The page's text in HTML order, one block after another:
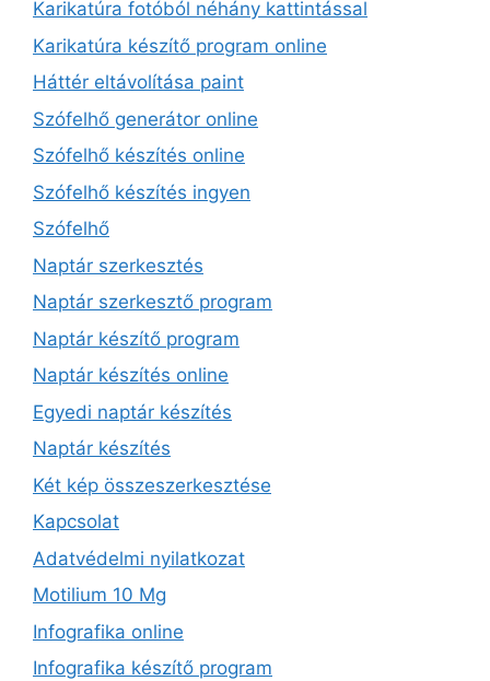
Karikatúra fotóból néhány kattintással
Karikatúra készítő program online
Háttér eltávolítása paint
Szófelhő generátor online
Szófelhő készítés online
Szófelhő készítés ingyen
Szófelhő
Naptár szerkesztés
Naptár szerkesztő program
Naptár készítő program
Naptár készítés online
Egyedi naptár készítés
Naptár készítés
Két kép összeszerkesztése
Kapcsolat
Adatvédelmi nyilatkozat
Motilium 10 Mg
Infografika online
Infografika készítő program